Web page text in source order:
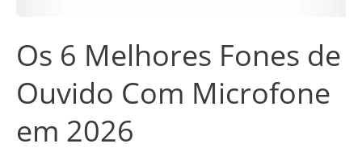
Os 6 Melhores Fones de
Ouvido Com Microfone
em 2026
em
2026